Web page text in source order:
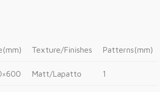
Texture/Finishes Patterns(mm)
Matt/Lapatto 1